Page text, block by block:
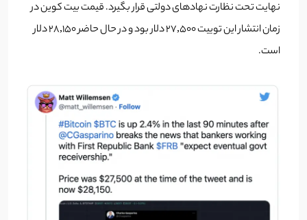
نهایت تحت نظارت نهاد‌های دولتی قرار بگیرد. قیمت بیت کوین در
زمان انتشار این توییت ۲۷,۵۰۰ دلار بود و در حال حاضر ۲۸,۱۵۰ دلار
است.